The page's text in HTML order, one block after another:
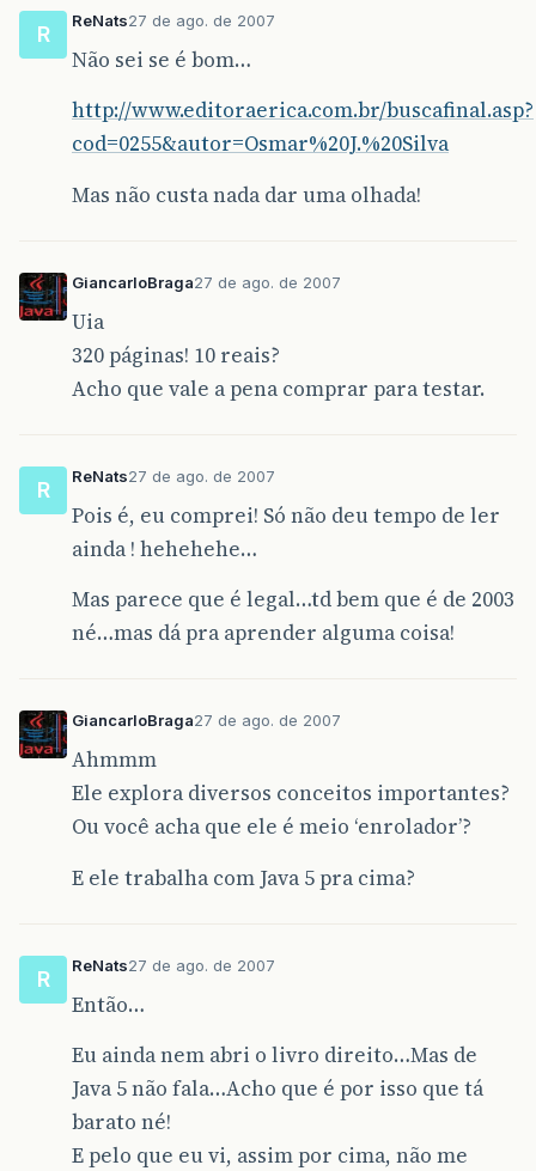
R
ReNats27 de ago. de 2007
Não sei se é bom…
http://www.editoraerica.com.br/buscafinal.asp?
cod=0255&autor=Osmar%20J.%20Silva
Mas não custa nada dar uma olhada!
GiancarloBraga27 de ago. de 2007
Uia
320 páginas! 10 reais?
Acho que vale a pena comprar para testar.
R
ReNats27 de ago. de 2007
Pois é, eu comprei! Só não deu tempo de ler
ainda ! hehehehe…
Mas parece que é legal…td bem que é de 2003
né…mas dá pra aprender alguma coisa!
GiancarloBraga27 de ago. de 2007
Ahmmm
Ele explora diversos conceitos importantes?
Ou você acha que ele é meio ‘enrolador’?
E ele trabalha com Java 5 pra cima?
R
ReNats27 de ago. de 2007
Então…
Eu ainda nem abri o livro direito…Mas de
Java 5 não fala…Acho que é por isso que tá
barato né!
E pelo que eu vi, assim por cima, não me